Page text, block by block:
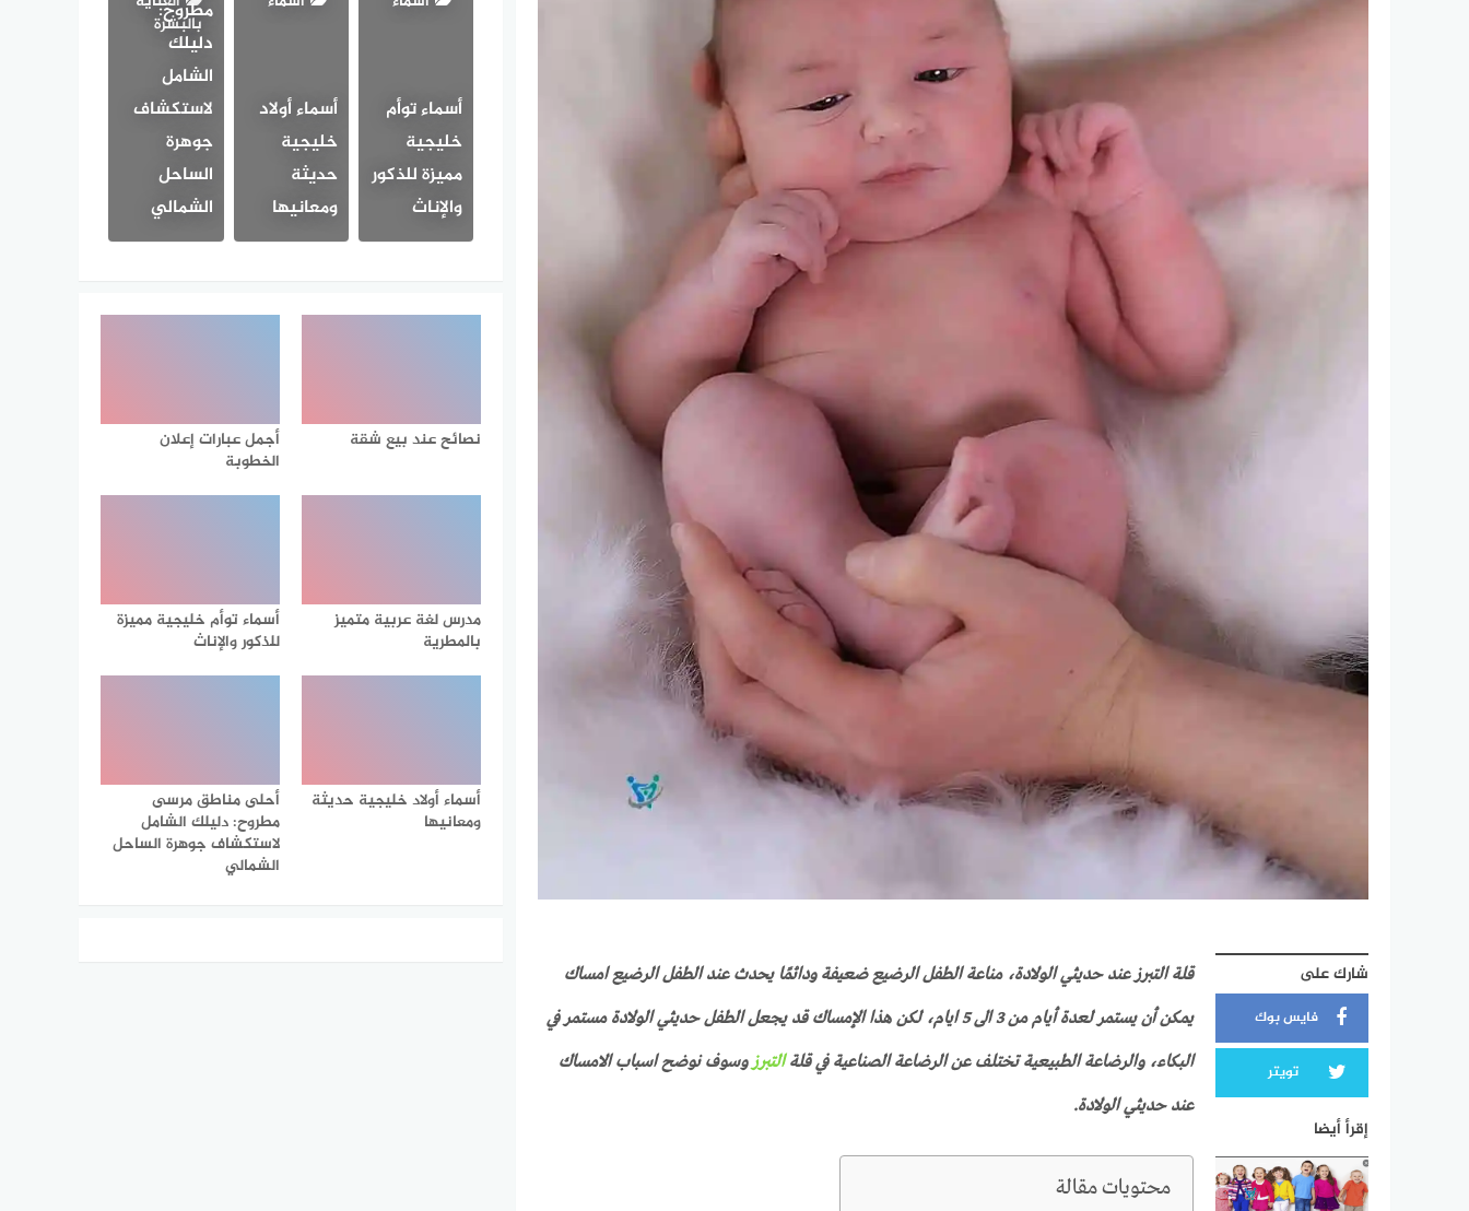
قلة التبرز عند حديثي الولادة، مناعة الطفل الرضيع ضعيفة ودائمًا يحدث عند الطفل الرضيع امساك
يمكن أن يستمر لعدة أيام من 3 الى 5 ايام، لكن هذا الإمساك قد يجعل الطفل حديثي الولادة مستمر في
البكاء، والرضاعة الطبيعية تختلف عن الرضاعة الصناعية في قلةالتبرزوسوف نوضح اسباب الامساك
عند حديثي الولادة.
محتويات مقالة
شارك على
فايس بوك
تويتر
إقرأ أيضا
أسماء توأم
خليجية
مميزة للذكور
والإناث
أسماء أولاد
خليجية
حديثة
ومعانيها
بالبشرة
مطروح:
دليلك
الشامل
لاستكشاف
جوهرة
الساحل
الشمالي
نصائح عند بيع شقة
أجمل عبارات إعلان
الخطوبة
مدرس لغة عربية متميز
بالمطرية
أسماء توأم خليجية مميزة
للذكور والإناث
أسماء أولاد خليجية حديثة
ومعانيها
أحلى مناطق مرسى
مطروح: دليلك الشامل
لاستكشاف جوهرة الساحل
الشمالي